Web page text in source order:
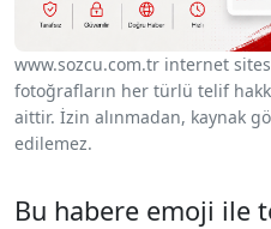
www.sozcu.com.tr internet
fotoğrafların her türlü telif
aittir. İzin alınmadan, kaynak
edilemez.
Bu habere emoji ile